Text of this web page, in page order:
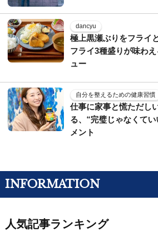
dancyu
極上黒瀬ぶりをフライ
フライ3種盛りが味わ
ュー
自分を整えるための健康習慣
仕事に家事と慌ただし
る、“完璧じゃなくて
メント
INFORMATION
人気記事ランキング